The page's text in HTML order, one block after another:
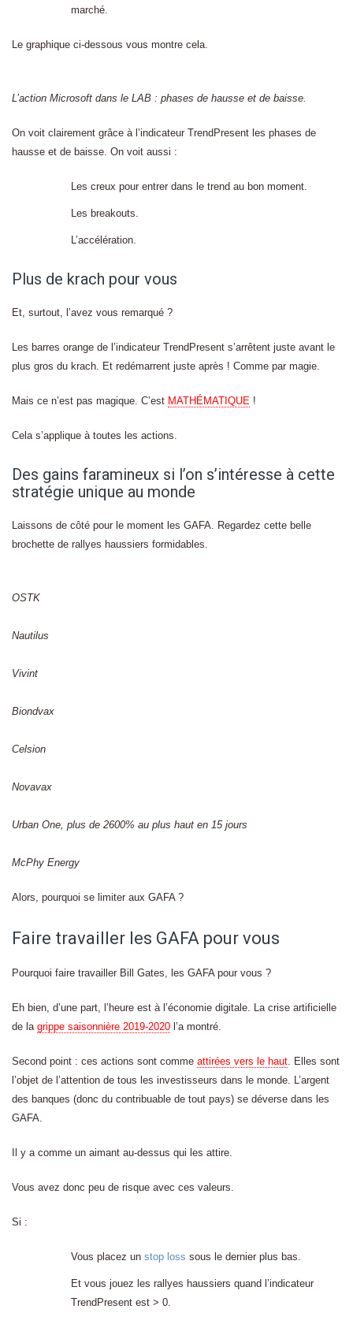
marché.
Le graphique ci-dessous vous montre cela.
L’action Microsoft dans le LAB : phases de hausse et de baisse.
On voit clairement grâce à l’indicateur TrendPresent les phases de
hausse et de baisse. On voit aussi :
Les creux pour entrer dans le trend au bon moment.
Les breakouts.
L’accélération.
Plus de krach pour vous
Et, surtout, l’avez vous remarqué ?
Les barres orange de l’indicateur TrendPresent s’arrêtent juste avant le
plus gros du krach. Et redémarrent juste après ! Comme par magie.
Mais ce n’est pas magique. C’est MATHÉMATIQUE !
Cela s’applique à toutes les actions.
Des gains faramineux si l’on s’intéresse à cette
stratégie unique au monde
Laissons de côté pour le moment les GAFA. Regardez cette belle
brochette de rallyes haussiers formidables.
OSTK
Nautilus
Vivint
Biondvax
Celsion
Novavax
Urban One, plus de 2600% au plus haut en 15 jours
McPhy Energy
Alors, pourquoi se limiter aux GAFA ?
Faire travailler les GAFA pour vous
Pourquoi faire travailler Bill Gates, les GAFA pour vous ?
Eh bien, d’une part, l’heure est à l’économie digitale. La crise artificielle
de la grippe saisonnière 2019-2020 l’a montré.
Second point : ces actions sont comme attirées vers le haut. Elles sont
l’objet de l’attention de tous les investisseurs dans le monde. L’argent
des banques (donc du contribuable de tout pays) se déverse dans les
GAFA.
Il y a comme un aimant au-dessus qui les attire.
Vous avez donc peu de risque avec ces valeurs.
Si :
Vous placez un stop loss sous le dernier plus bas.
Et vous jouez les rallyes haussiers quand l’indicateur
TrendPresent est > 0.